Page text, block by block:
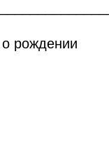
рождении